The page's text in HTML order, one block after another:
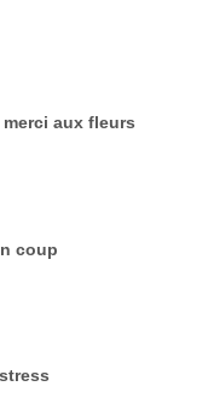
aux fleurs
coup